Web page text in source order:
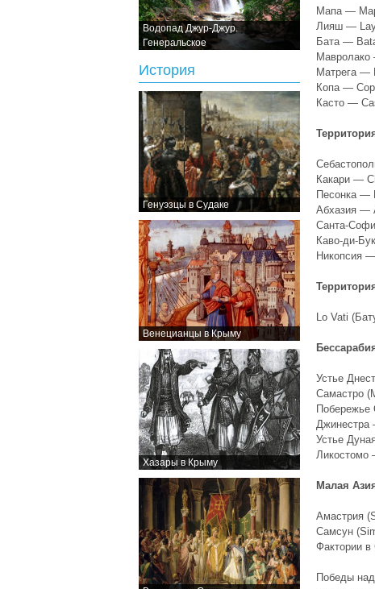
Водопад Джур-Джур.
Генеральское
История
Генуэзцы в Судаке
Венецианцы в Крыму
Хазары в Крыму
Мапа —
Лияш —
Бата —
Мавролако
Матрега —
Копа —
Касто —
Какари —
Песонка —
Абхазия —
Санта-
Каво-ди-
Никопсия
Lo Vati
Устье
Самастро
Побережье
Джинестра
Устье
Ликостомо
Малая
Амастрия
Самсун
Фактории в
Победы